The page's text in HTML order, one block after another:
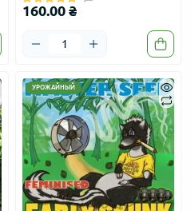
160.00 ₴
УРОЖАЙНЫЙ